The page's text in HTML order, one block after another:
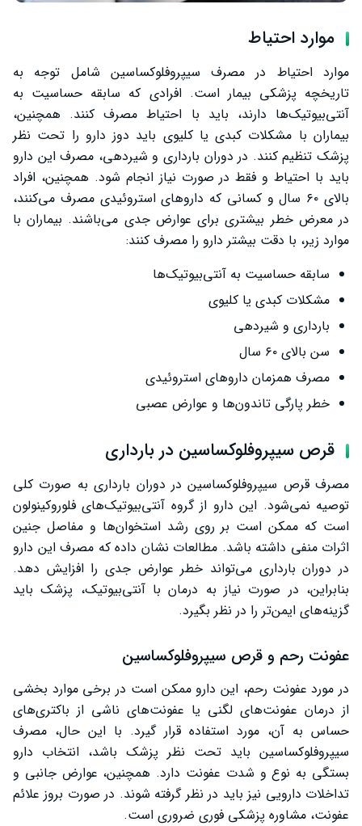
موارد احتیاط
موارد احتیاط در مصرف سیپروفلوکساسین شامل توجه به
تاریخچه پزشکی بیمار است. افرادی که سابقه حساسیت به
آنتی‌بیوتیک‌ها دارند، باید با احتیاط مصرف کنند. همچنین،
بیماران با مشکلات کبدی یا کلیوی باید دوز دارو را تحت نظر
پزشک تنظیم کنند. در دوران بارداری و شیردهی، مصرف این دارو
باید با احتیاط و فقط در صورت نیاز انجام شود. همچنین، افراد
بالای ۶۰ سال و کسانی که داروهای استروئیدی مصرف می‌کنند،
در معرض خطر بیشتری برای عوارض جدی می‌باشند. بیماران با
موارد زیر، با دقت بیشتر دارو را مصرف کنند:
سابقه حساسیت به آنتی‌بیوتیک‌ها
مشکلات کبدی یا کلیوی
بارداری و شیردهی
سن بالای ۶۰ سال
مصرف همزمان داروهای استروئیدی
خطر پارگی تاندون‌ها و عوارض عصبی
قرص سیپروفلوکساسین در بارداری
مصرف قرص سیپروفلوکساسین در دوران بارداری به صورت کلی
توصیه نمی‌شود. این دارو از گروه آنتی‌بیوتیک‌های فلوروکینولون
است که ممکن است بر روی رشد استخوان‌ها و مفاصل جنین
اثرات منفی داشته باشد. مطالعات نشان داده که مصرف این دارو
در دوران بارداری می‌تواند خطر عوارض جدی را افزایش دهد.
بنابراین، در صورت نیاز به درمان با آنتی‌بیوتیک، پزشک باید
گزینه‌های ایمن‌تر را در نظر بگیرد.
عفونت رحم و قرص سیپروفلوکساسین
در مورد عفونت رحم، این دارو ممکن است در برخی موارد بخشی
از درمان عفونت‌های لگنی یا عفونت‌های ناشی از باکتری‌های
حساس به آن، مورد استفاده قرار گیرد. با این حال، مصرف
سیپروفلوکساسین باید تحت نظر پزشک باشد، انتخاب دارو
بستگی به نوع و شدت عفونت دارد. همچنین، عوارض جانبی و
تداخلات دارویی نیز باید در نظر گرفته شوند. در صورت بروز علائم
عفونت، مشاوره پزشکی فوری ضروری است.